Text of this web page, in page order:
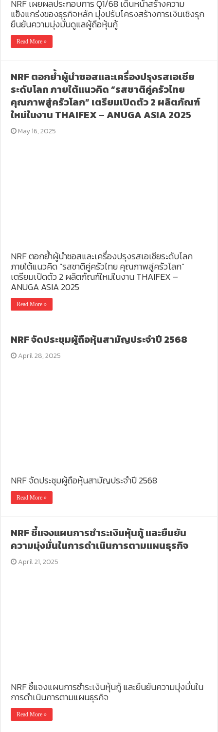
NRF เผยผลประกอบการ Q1/68 เดินหน้าสร้างความ
แข็งแกร่งของธุรกิจหลัก มุ่งปรับโครงสร้างการเงินเชิงรุก
ยืนยันความมุ่งมั่นดูแลผู้ถือหุ้นกู้
Read More »
NRF ตอกย้ำผู้นำซอสและเครื่องปรุงรสเอเชีย
ระดับโลก ภายใต้แนวคิด “รสชาติคู่ครัวไทย
คุณภาพสู่ครัวโลก” เตรียมเปิดตัว 2 ผลิตภัณฑ์
ใหม่ในงาน THAIFEX – ANUGA ASIA 2025
May 16, 2025
NRF ตอกย้ำผู้นำซอสและเครื่องปรุงรสเอเชียระดับโลก
ภายใต้แนวคิด “รสชาติคู่ครัวไทย คุณภาพสู่ครัวโลก”
เตรียมเปิดตัว 2 ผลิตภัณฑ์ใหม่ในงาน THAIFEX –
ANUGA ASIA 2025
Read More »
NRF จัดประชุมผู้ถือหุ้นสามัญประจำปี 2568
April 28, 2025
NRF จัดประชุมผู้ถือหุ้นสามัญประจำปี 2568
Read More »
NRF ชี้แจงแผนการชำระเงินหุ้นกู้ และยืนยัน
ความมุ่งมั่นในการดำเนินการตามแผนธุรกิจ
April 21, 2025
NRF ชี้แจงแผนการชำระเงินหุ้นกู้ และยืนยันความมุ่งมั่นใน
การดำเนินการตามแผนธุรกิจ
Read More »